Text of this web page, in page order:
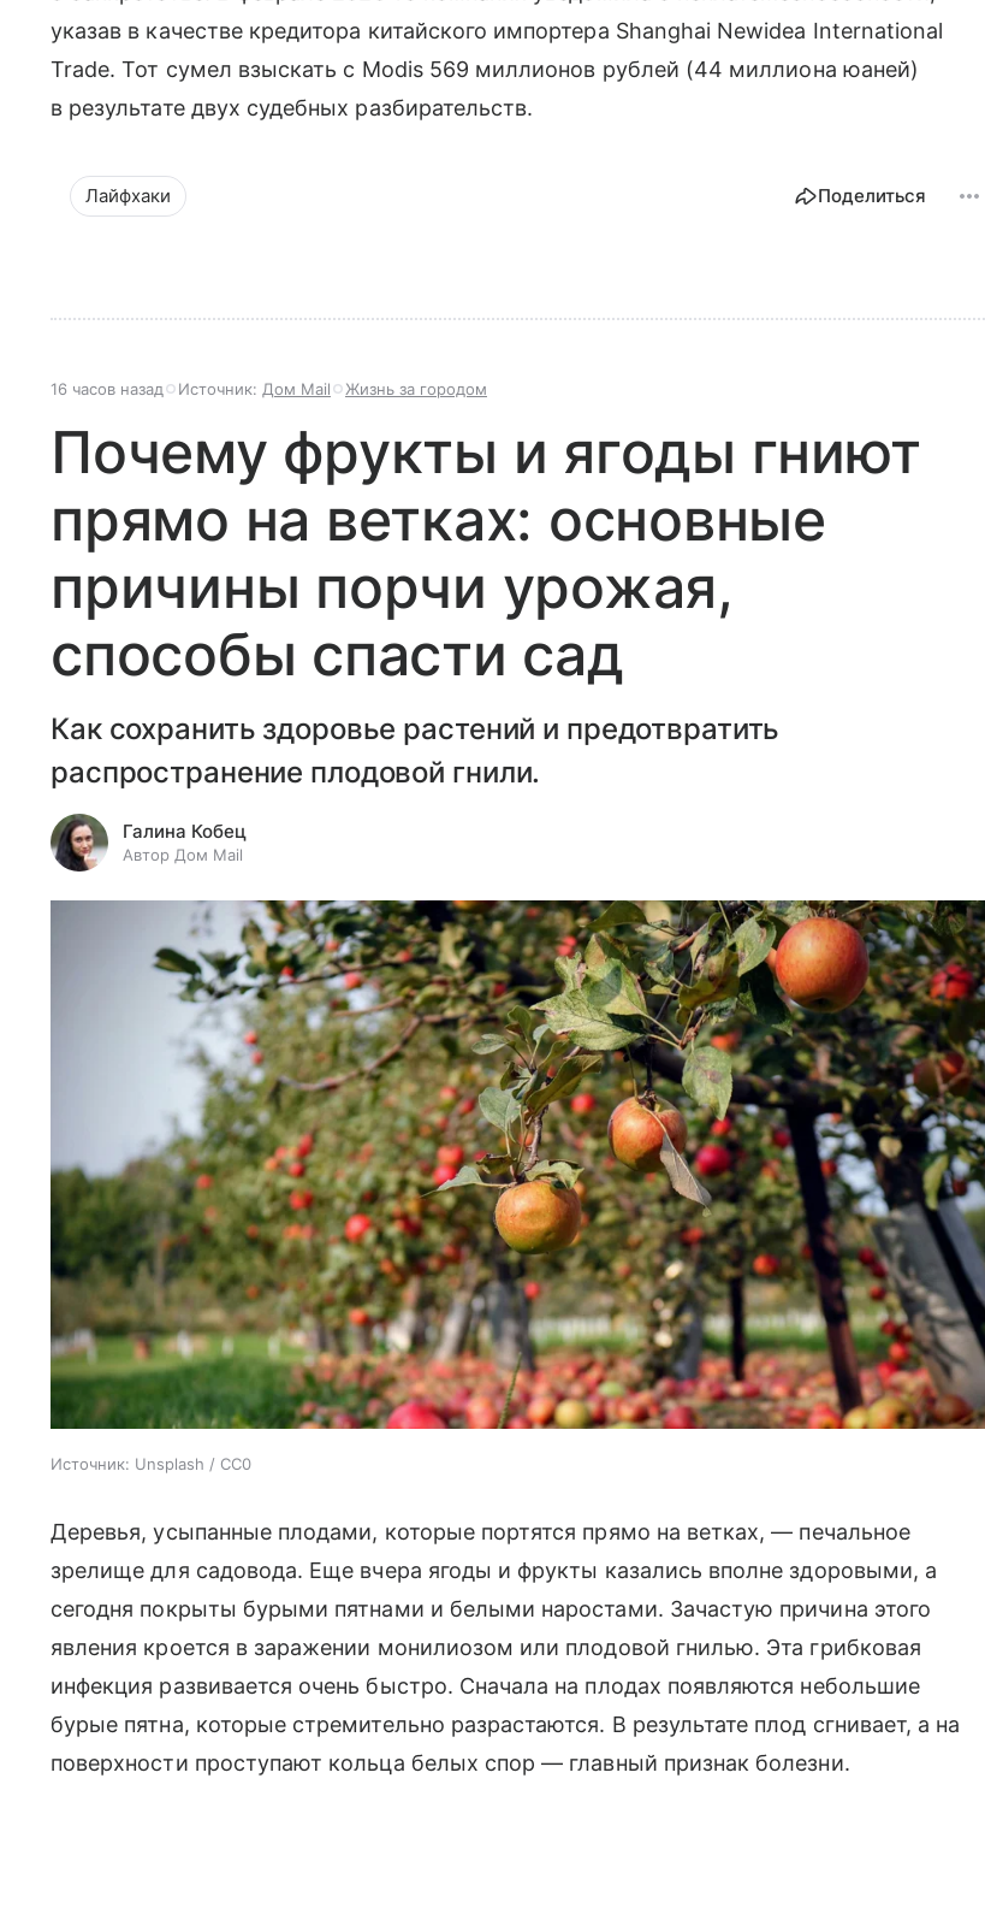
указав в качестве кредитора китайского импортера Shanghai Newidea International
Trade. Тот сумел взыскать с Modis 569 миллионов рублей (44 миллиона юаней)
в результате двух судебных разбирательств.
Лайфхаки Поделиться
16 часов назад Источник: Дом Mail Жизнь за городом
Почему фрукты и ягоды гниют
прямо на ветках: основные
причины порчи урожая,
способы спасти сад
Как сохранить здоровье растений и предотвратить
распространение плодовой гнили.
Галина Кобец
Автор Дом Mail
Источник: Unsplash / CC0
Деревья, усыпанные плодами, которые портятся прямо на ветках, — печальное
зрелище для садовода. Еще вчера ягоды и фрукты казались вполне здоровыми, а
сегодня покрыты бурыми пятнами и белыми наростами. Зачастую причина этого
явления кроется в заражении монилиозом или плодовой гнилью. Эта грибковая
инфекция развивается очень быстро. Сначала на плодах появляются небольшие
бурые пятна, которые стремительно разрастаются. В результате плод сгнивает, а на
поверхности проступают кольца белых спор — главный признак болезни.